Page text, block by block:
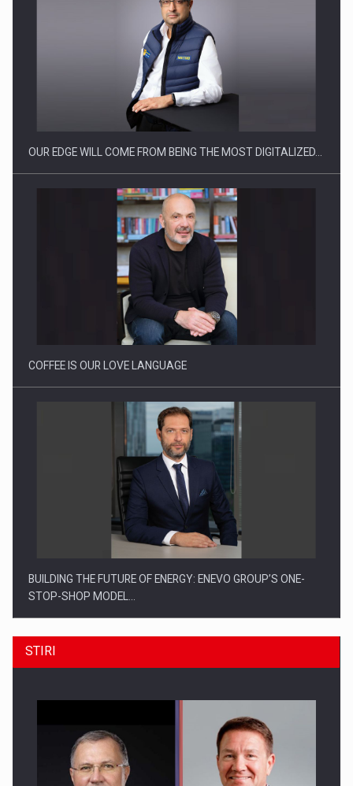
CEO Conference - Shaping The Future - Technology and…
Webinar - Business Evolution-RETHINK STRATEGY-Finantare
Investitii Digitalizare
OUR EDGE WILL COME FROM BEING THE MOST DIGITALIZED…
COFFEE IS OUR LOVE LANGUAGE
BUILDING THE FUTURE OF ENERGY: ENEVO GROUP’S ONE-
STOP-SHOP MODEL…
STIRI